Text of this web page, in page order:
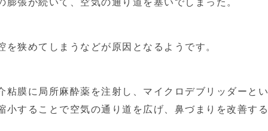
狭めてしまうなどが原因となるようです。
膜に局所麻酔薬を注射し、マイクロデブリッダーと
することで空気の通り道を広げ、鼻づまりを改善す